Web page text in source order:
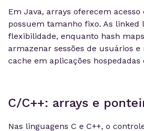
Em Java, arrays oferecem acesso
possuem tamanho fixo. As linked
flexibilidade, enquanto hash
armazenar sessões de usuários e
cache em aplicações hospedadas
C/C++: arrays e
Nas linguagens C e C++, o